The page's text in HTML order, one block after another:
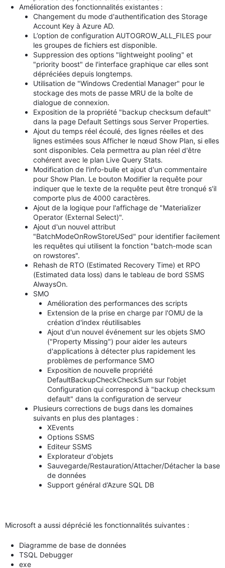
Amélioration des fonctionnalités existantes :
Changement du mode d'authentification des Storage
Account Key à Azure AD.
L’option de configuration AUTOGROW_ALL_FILES pour
les groupes de fichiers est disponible.
Suppression des options "lightweight pooling" et
"priority boost" de l'interface graphique car elles sont
dépréciées depuis longtemps.
Utilisation de "Windows Credential Manager" pour le
stockage des mots de passe MRU de la boîte de
dialogue de connexion.
Exposition de la propriété "backup checksum default"
dans la page Default Settings sous Server Properties.
Ajout du temps réel écoulé, des lignes réelles et des
lignes estimées sous Afficher le nœud Show Plan, si elles
sont disponibles. Cela permettra au plan réel d'être
cohérent avec le plan Live Query Stats.
Modification de l'info-bulle et ajout d'un commentaire
pour Show Plan. Le bouton Modifier la requête pour
indiquer que le texte de la requête peut être tronqué s'il
comporte plus de 4000 caractères.
Ajout de la logique pour l'affichage de "Materializer
Operator (External Select)".
Ajout d'un nouvel attribut
"BatchModeOnRowStoreUSed" pour identifier facilement
les requêtes qui utilisent la fonction "batch-mode scan
on rowstores".
Rehash de RTO (Estimated Recovery Time) et RPO
(Estimated data loss) dans le tableau de bord SSMS
AlwaysOn.
SMO
Amélioration des performances des scripts
Extension de la prise en charge par l'OMU de la
création d'index réutilisables
Ajout d'un nouvel événement sur les objets SMO
("Property Missing") pour aider les auteurs
d'applications à détecter plus rapidement les
problèmes de performance SMO
Exposition de nouvelle propriété
DefaultBackupCheckCheckSum sur l'objet
Configuration qui correspond à "backup checksum
default" dans la configuration de serveur
Plusieurs corrections de bugs dans les domaines
suivants en plus des plantages :
XEvents
Options SSMS
Editeur SSMS
Explorateur d'objets
Sauvegarde/Restauration/Attacher/Détacher la base
de données
Support général d’Azure SQL DB
Microsoft a aussi déprécié les fonctionnalités suivantes :
Diagramme de base de données
TSQL Debugger
exe